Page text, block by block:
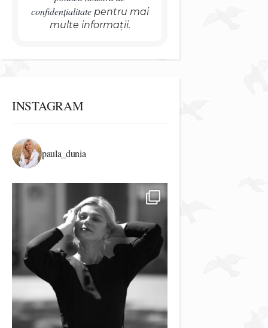
confidențialitatepentru mai
multe informații.
INSTAGRAM
paula_dunia